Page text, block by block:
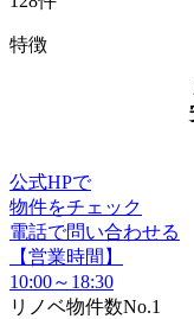
特徴
公式HPで
物件をチェック
電話で問い合わせる
【営業時間】
10:00～18:30
リノベ物件数No.1